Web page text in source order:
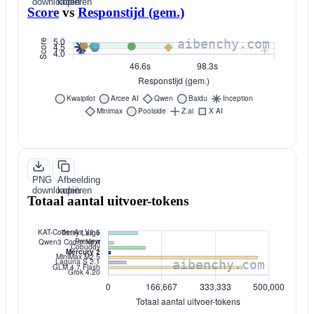
Score vs Responstijd (gem.)
PNG
downloaden
Afbeelding
kopiëren
Totaal aantal uitvoer-tokens